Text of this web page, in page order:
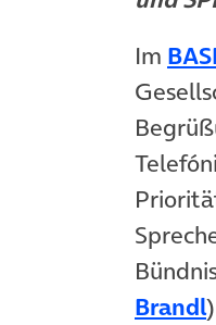
Im
Brandl